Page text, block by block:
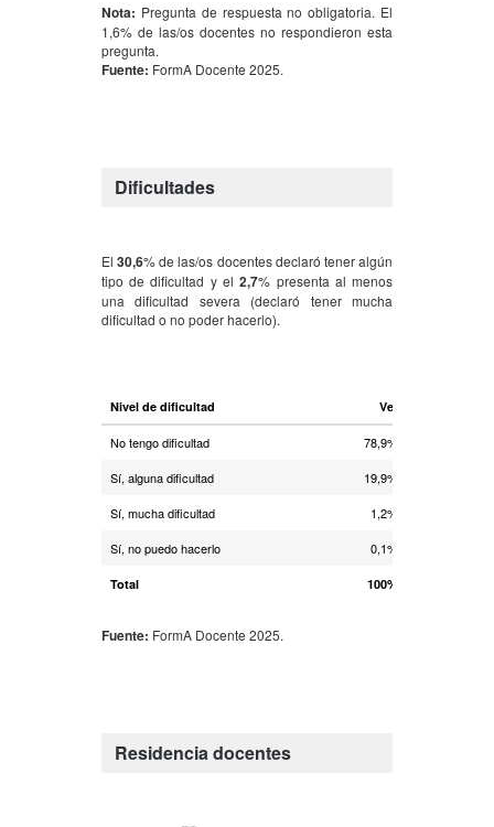
Nota: Pregunta de respuesta no obligatoria. El
1,6% de las/os docentes no respondieron esta
pregunta.
Fuente: FormA Docente 2025.
Dificultades
El 30,6% de las/os docentes declaró tener algún
tipo de dificultad y el2,7% presenta al menos
una dificultad severa (declaró tener mucha
dificultad o no poder hacerlo).
Nivel de dificultad Ver
No tengo dificultad 78,9%
Sí, alguna dificultad
19,9%
Sí, mucha dificultad
1,2%
Sí, no puedo hacerlo
0,1%
Total 100%
Fuente: FormA Docente 2025.
Residencia docentes